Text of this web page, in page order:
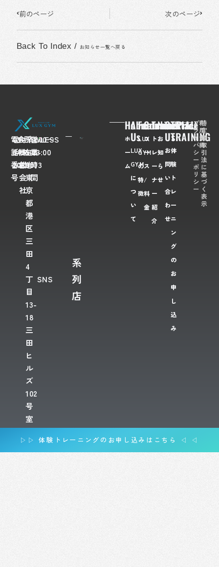
前のページ 次のページ
Back To Index / お知らせ一覧へ戻る
電
話
番
号
03-
6435-
2028
会
社
名
FLAWLESS
株
式
会
社
所
在
地
〒
108-
0073
東
京
都
港
区
三
田
4
丁
目
13-
18
三
田
ヒ
ル
ズ
102
号
室
営
業
時
間
7:00〜
23:00
SNS
系
列
店
Home
ホ
ー
ム
About
Us
LUX
GYM
に
つ
い
て
Feaures
LUX
GYM
の
特
徴
Course/Price
コ
ー
ス
/
料
金
Trainer
ト
レ
ー
ナ
ー
紹
介
News
お
知
ら
せ
Contact
Us
お
問
い
合
わ
せ
TRIAL
TRAINING
体
験
ト
レ
ー
ニ
ン
グ
の
お
申
し
込
み
プ
ラ
イ
バ
シ
ー
ポ
リ
シ
ー
利
用
規
約
特
定
商
取
引
法
に
基
づ
く
表
示
▷▷ 体験トレーニングのお申し込みはこちら ◁ ◁